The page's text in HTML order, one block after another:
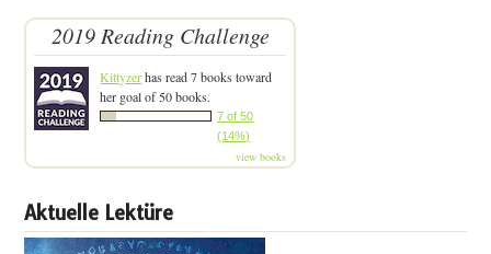
2019 Reading Challenge
Kittyzerhas read 7 books toward
her goal of 50 books.
7 of 50
(14%)
view books
Aktuelle Lektüre